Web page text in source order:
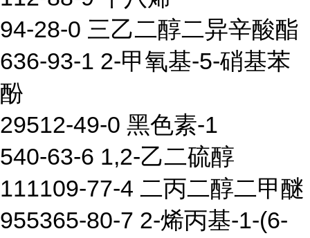
94-28-0 三乙二醇二异辛酸酯
636-93-1 2-甲氧基-5-硝基苯
酚
29512-49-0 黑色素-1
540-63-6 1,2-乙二硫醇
111109-77-4 二丙二醇二甲醚
955365-80-7 2-烯丙基-1-(6-